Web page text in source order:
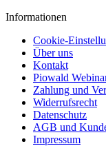
Informationen
Cookie-
Über uns
Kontakt
Piowald
Zahlung und
Widerrufsrecht
Datenschutz
AGB und
Impressum